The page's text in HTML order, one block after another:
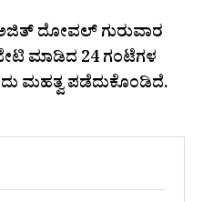
ಅಜಿತ್ ದೋವಲ್ ಗುರುವಾರ
ಮಾಡಿದ 24 ಗಂಟೆಗಳ
ಮಹತ್ವ ಪಡೆದುಕೊಂಡಿದೆ.